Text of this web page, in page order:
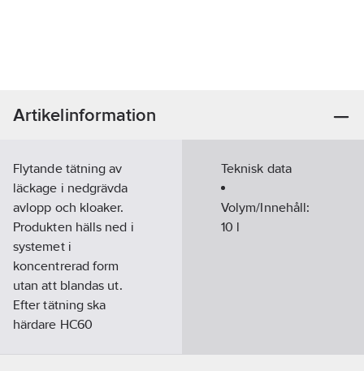
Artikelinformation
Flytande tätning av
läckage i nedgrävda
avlopp och kloaker.
Produkten hälls ned i
systemet i
koncentrerad form
utan att blandas ut.
Efter tätning ska
härdare HC60
Teknisk data
Volym/Innehåll:
10 l